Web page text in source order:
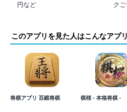
円など
ク
このアプリを見た人はこんなアプ
将棋アプリ 百鍛将棋 棋桜 - 本格将棋 -